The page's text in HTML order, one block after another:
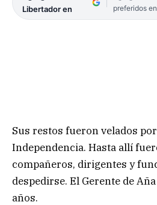
Libertador en
preferidos
Sus restos fueron velados
Independencia. Hasta allí
compañeros, dirigentes y
despedirse. El Gerente de
años.